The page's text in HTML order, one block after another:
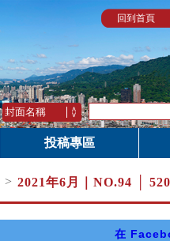
回到首頁
投稿專區
> 2021年6月｜ NO.94 │
在